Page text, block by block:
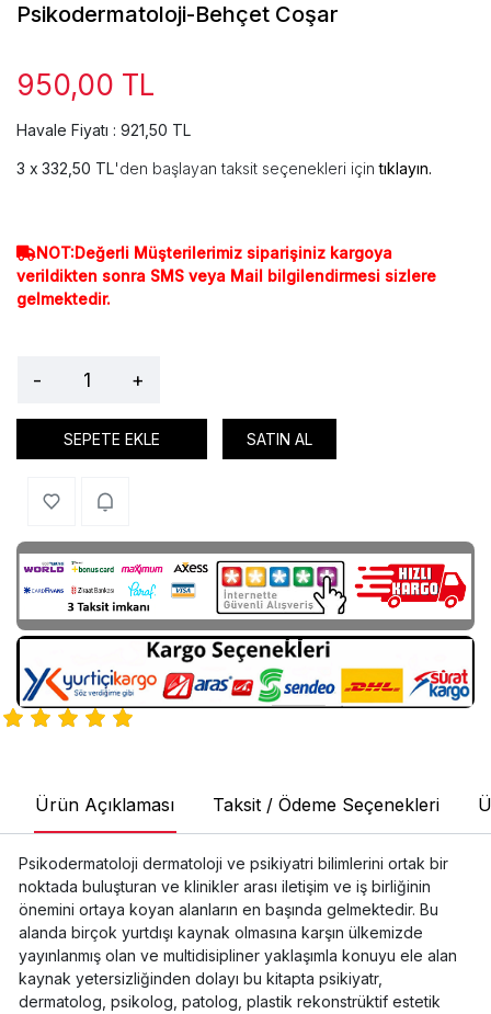
Psikodermatoloji-Behçet Coşar
950,00 TL
Havale Fiyatı : 921,50 TL
332,50 TL'den başlayan taksit seçenekleri içintıklayın.
NOT:Değerli Müşterilerimiz siparişiniz kargoya
verildikten sonra SMS veya Mail bilgilendirmesi sizlere
gelmektedir.
- +
SEPETE EKLE SATIN AL
Ürün Açıklaması Taksit / Ödeme Seçenekleri
Psikodermatoloji dermatoloji ve psikiyatri bilimlerini ortak bir
noktada buluşturan ve klinikler arası iletişim ve iş birliğinin
önemini ortaya koyan alanların en başında gelmektedir. Bu
alanda birçok yurtdışı kaynak olmasına karşın ülkemizde
yayınlanmış olan ve multidisipliner yaklaşımla konuyu ele alan
kaynak yetersizliğinden dolayı bu kitapta psikiyatr,
dermatolog, psikolog, patolog, plastik rekonstrüktif estetik